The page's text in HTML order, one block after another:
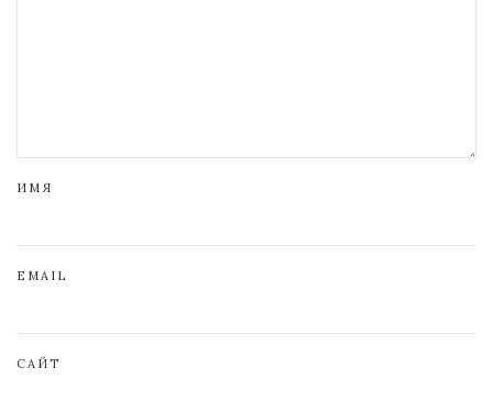
ИМЯ
EMAIL
САЙТ